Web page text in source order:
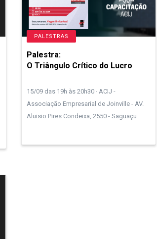
PALESTRAS
Palestra:
O Triângulo Crítico do Lucro
15/09 das 19h às 20h30 · ACIJ -
Associação Empresarial de Joinville - AV.
Aluisio Pires Condeixa, 2550 - Saguaçu